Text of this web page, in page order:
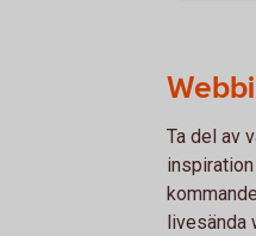
Ta del av